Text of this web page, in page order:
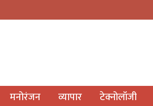
मनोरंजन व्यापार टेक्नोलॉजी